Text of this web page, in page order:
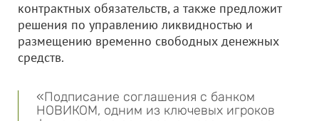
контрактных обязательств, а также предложит
решения по управлению ликвидностью и
размещению временно свободных денежных
средств.
«Подписание соглашения с банком
НОВИКОМ, одним из ключевых игроков